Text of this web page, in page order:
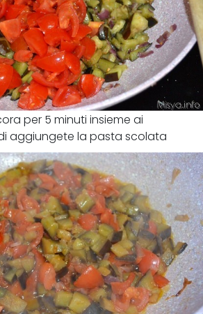
per 5 minuti insieme ai
aggiungete la pasta scolata